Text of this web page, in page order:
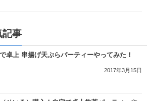
記事
卓上 串揚げ天ぷらパーティーやってみた！
2017年3月15日